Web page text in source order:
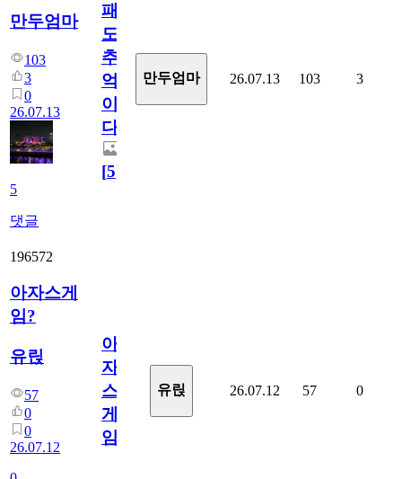
만두엄마
103
3
0
26.07.13
5
댓글
패
도
추
억
이
다.
[5]
만두엄마 26.07.13 103 3
196572
아자스게
임?
유릱
57
0
0
26.07.12
아
자
스
게
임?
유릱 26.07.12 57 0